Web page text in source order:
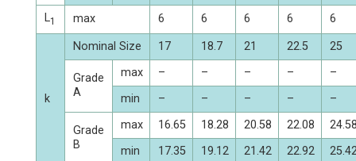
L1 max 6 6 6 6 6
k
Nominal Size 17 18.7 21 22.5 25
Grade
A
max – – – –
–
min
– – – – –
Grade
B
max 16.65 18.28 20.58 22.08
min
17.35 19.12 21.42 22.92